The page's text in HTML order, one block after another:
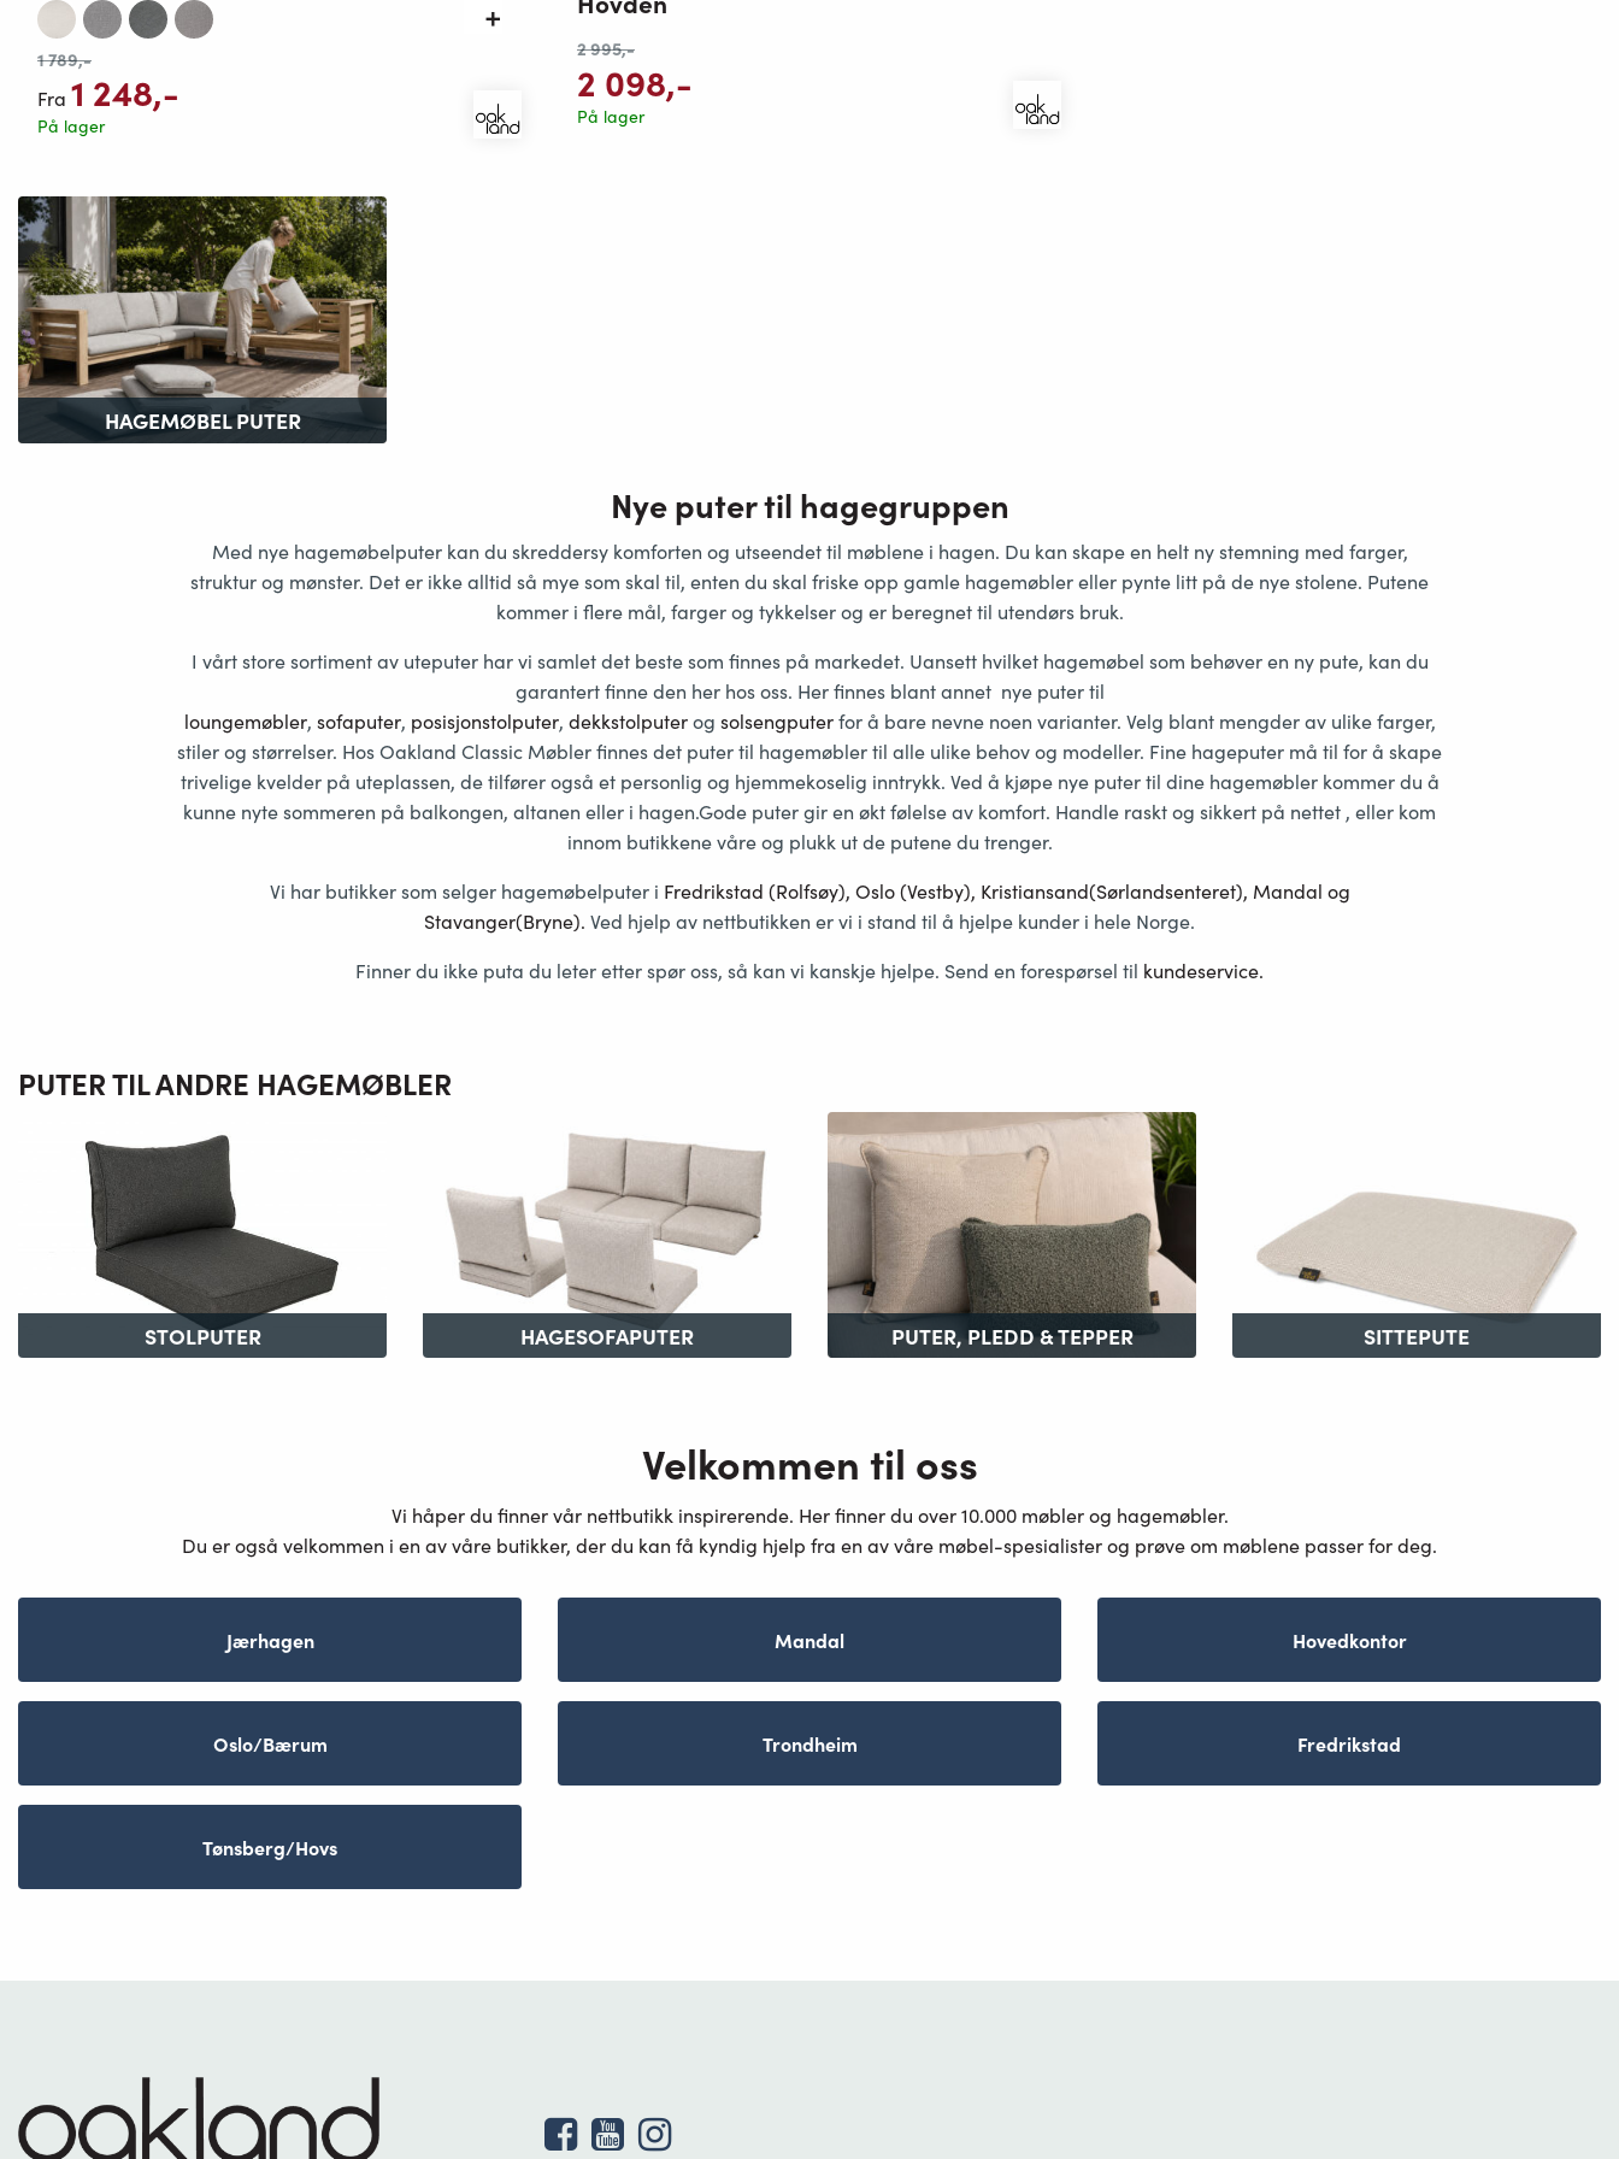
1 789,-
Fra 1 248,-
På lager
2 995,-
2 098,-
På lager
HAGEMØBEL PUTER
Nye puter til hagegruppen
Med nye hagemøbelputer kan du skreddersy komforten og utseendet til møblene i hagen. Du kan skape en helt ny stemning med farger,
struktur og mønster. Det er ikke alltid så mye som skal til, enten du skal friske opp gamle hagemøbler eller pynte litt på de nye stolene. Putene
kommer i flere mål, farger og tykkelser og er beregnet til utendørs bruk.
I vårt store sortiment av uteputer har vi samlet det beste som finnes på markedet. Uansett hvilket hagemøbel som behøver en ny pute, kan du
garantert finne den her hos oss. Her finnes blant annet nye puter til
loungemøbler, sofaputer, posisjonstolputer, dekkstolputerog solsengputerfor å bare nevne noen varianter. Velg blant mengder av ulike farger,
stiler og størrelser. Hos Oakland Classic Møbler finnes det puter til hagemøbler til alle ulike behov og modeller. Fine hageputer må til for å skape
trivelige kvelder på uteplassen, de tilfører også et personlig og hjemmekoselig inntrykk. Ved å kjøpe nye puter til dine hagemøbler kommer du å
kunne nyte sommeren på balkongen, altanen eller i hagen.Gode puter gir en økt følelse av komfort. Handle raskt og sikkert på nettet , eller kom
innom butikkene våre og plukk ut de putene du trenger.
Vi har butikker som selger hagemøbelputer i Fredrikstad (Rolfsøy), Oslo (Vestby), Kristiansand(Sørlandsenteret), Mandal og
Stavanger(Bryne). Ved hjelp av nettbutikken er vi i stand til å hjelpe kunder i hele Norge.
Finner du ikke puta du leter etter spør oss, så kan vi kanskje hjelpe. Send en forespørsel til kundeservice.
PUTER TIL ANDRE HAGEMØBLER
STOLPUTER HAGESOFAPUTER PUTER, PLEDD & TEPPER SITTEPUTE
Velkommen til oss
Vi håper du finner vår nettbutikk inspirerende. Her finner du over 10.000 møbler og hagemøbler.
Du er også velkommen i en av våre butikker, der du kan få kyndig hjelp fra en av våre møbel-spesialister og prøve om møblene passer for deg.
Jærhagen Mandal Hovedkontor
Oslo/Bærum Trondheim Fredrikstad
Tønsberg/Hovs